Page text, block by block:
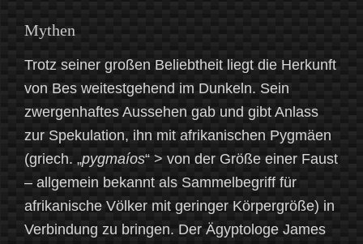
Mythen
Trotz seiner großen Beliebtheit liegt die Herkunft
von Bes weitestgehend im Dunkeln. Sein
zwergenhaftes Aussehen gab und gibt Anlass
zur Spekulation, ihn mit afrikanischen Pygmäen
(griech. „pygmaíos“ > von der Größe einer Faust
– allgemein bekannt als Sammelbegriff für
afrikanische Völker mit geringer Körpergröße) in
Verbindung zu bringen. Der Ägyptologe James